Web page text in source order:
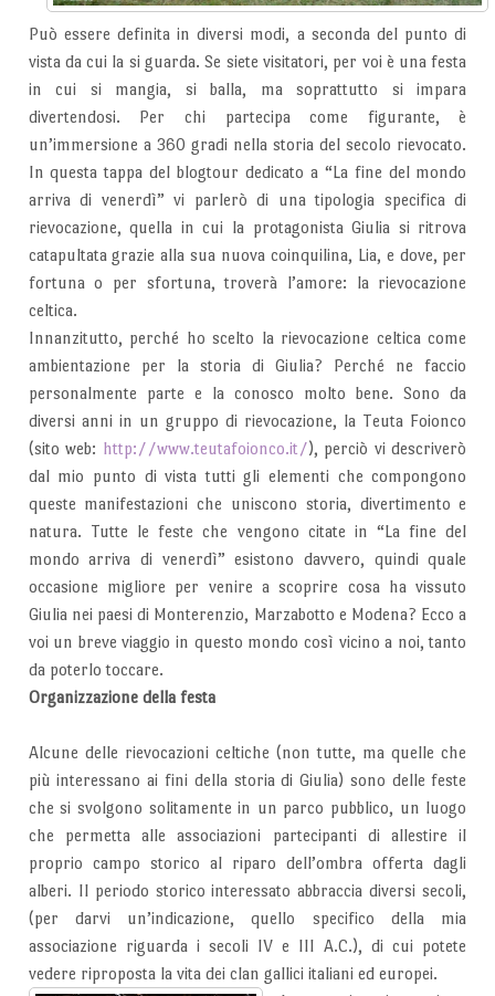
Può essere definita in diversi modi, a seconda del punto di
vista da cui la si guarda. Se siete visitatori, per voi è una festa
in cui si mangia, si balla, ma soprattutto si impara
divertendosi. Per chi partecipa come figurante, è
un’immersione a 360 gradi nella storia del secolo rievocato.
In questa tappa del blogtour dedicato a “La fine del mondo
arriva di venerdì” vi parlerò di una tipologia specifica di
rievocazione, quella in cui la protagonista Giulia si ritrova
catapultata grazie alla sua nuova coinquilina, Lia, e dove, per
fortuna o per sfortuna, troverà l’amore: la rievocazione
celtica.
Innanzitutto, perché ho scelto la rievocazione celtica come
ambientazione per la storia di Giulia? Perché ne faccio
personalmente parte e la conosco molto bene. Sono da
diversi anni in un gruppo di rievocazione, la Teuta Foionco
(sito web: http://www.teutafoionco.it/), perciò vi descriverò
dal mio punto di vista tutti gli elementi che compongono
queste manifestazioni che uniscono storia, divertimento e
natura. Tutte le feste che vengono citate in “La fine del
mondo arriva di venerdì” esistono davvero, quindi quale
occasione migliore per venire a scoprire cosa ha vissuto
Giulia nei paesi di Monterenzio, Marzabotto e Modena? Ecco a
voi un breve viaggio in questo mondo così vicino a noi, tanto
da poterlo toccare.
Organizzazione della festa
Alcune delle rievocazioni celtiche (non tutte, ma quelle che
più interessano ai fini della storia di Giulia) sono delle feste
che si svolgono solitamente in un parco pubblico, un luogo
che permetta alle associazioni partecipanti di allestire il
proprio campo storico al riparo dell’ombra offerta dagli
alberi. Il periodo storico interessato abbraccia diversi secoli,
(per darvi un’indicazione, quello specifico della mia
associazione riguarda i secoli IV e III A.C.), di cui potete
vedere riproposta la vita dei clan gallici italiani ed europei.